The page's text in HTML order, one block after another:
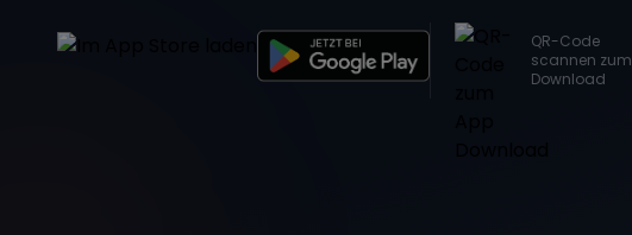
QR-Code
scannen zum
Download